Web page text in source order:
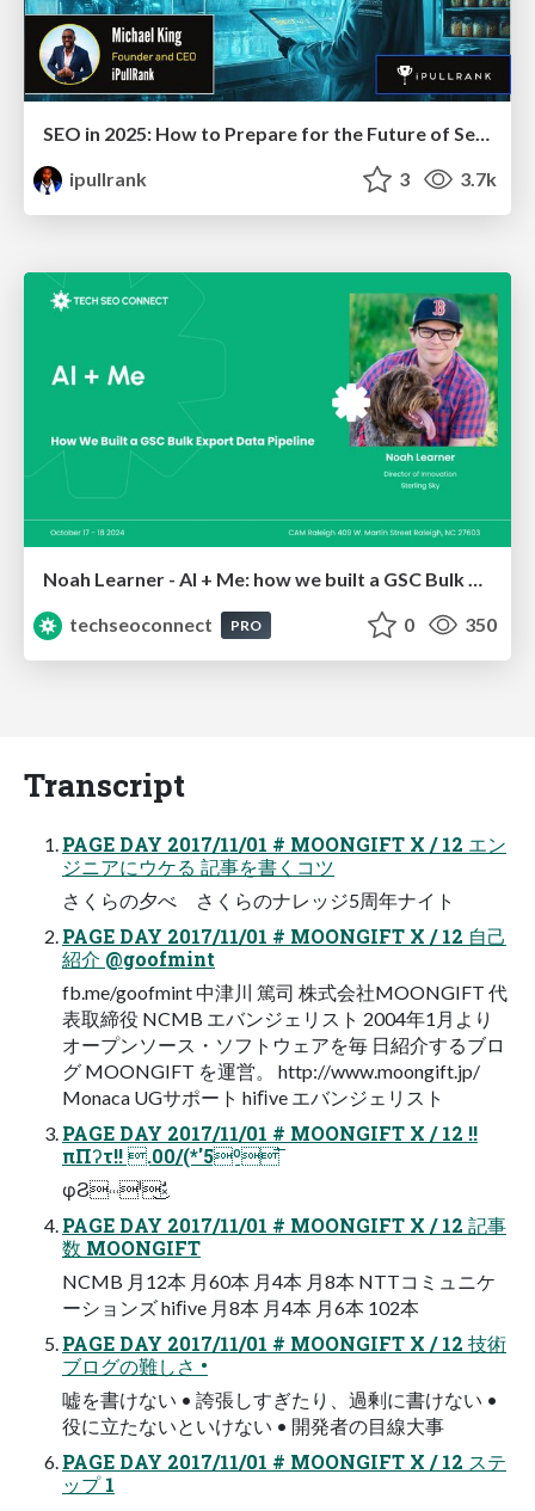
SEO in 2025: How to Prepare for the Future of Search
ipullrank
3 3.7k
techseoconnect
PRO 0 350
Transcript
PAGE DAY 2017/11/01 # MOONGIFT X / 12 エン
ジニアにウケる 記事を書くコツ
さくらの夕べ さくらのナレッジ5周年ナイト
PAGE DAY 2017/11/01 # MOONGIFT X / 12 自己
紹介 @goofmint
fb.me/goofmint 中津川 篤司 株式会社MOONGIFT 代
表取締役 NCMB エバンジェリスト 2004年1月より
オープンソース・ソフトウェアを毎 日紹介するブロ
グ MOONGIFT を運営。 http://www.moongift.jp/
Monaca UGサポート hiﬁve エバンジェリスト
PAGE DAY 2017/11/01 # MOONGIFT X / 12 !!
πΠʔτ!! .00/(*'5º͘͞
φϨ˓˓˓ˡࣗ͜͜༝
PAGE DAY 2017/11/01 # MOONGIFT X / 12 記事
数 MOONGIFT
NCMB 月12本 月60本 月4本 月8本 NTTコミュニケ
ーションズ hiﬁve 月8本 月4本 月6本 102本
PAGE DAY 2017/11/01 # MOONGIFT X / 12 技術
ブログの難しさ •
嘘を書けない • 誇張しすぎたり、過剰に書けない •
役に立たないといけない • 開発者の目線大事
PAGE DAY 2017/11/01 # MOONGIFT X / 12 ステ
ップ 1